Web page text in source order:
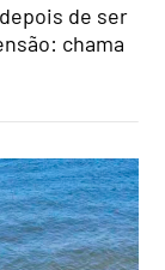
de ser
chama